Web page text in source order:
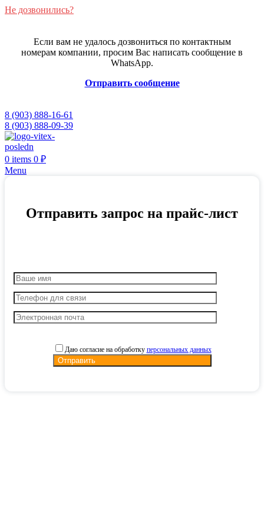
Не дозвонились?
Если вам не удалось дозвониться по контактным
номерам компании, просим Вас написать сообщение в
WhatsApp.
Отправить сообщение
8 (903) 888-16-61
8 (903) 888-09-39
0 items 0 ₽
Menu
Отправить запрос на прайс-лист
Даю согласие на обработку персональных данных